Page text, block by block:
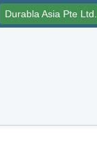
Durabla Asia Pte Ltd.